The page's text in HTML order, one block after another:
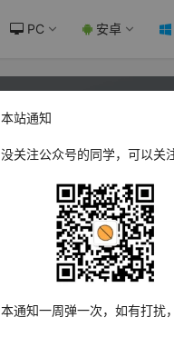
PC 安卓
本站通知
没关注公众号的同学，可以关
本通知一周弹一次，如有打扰